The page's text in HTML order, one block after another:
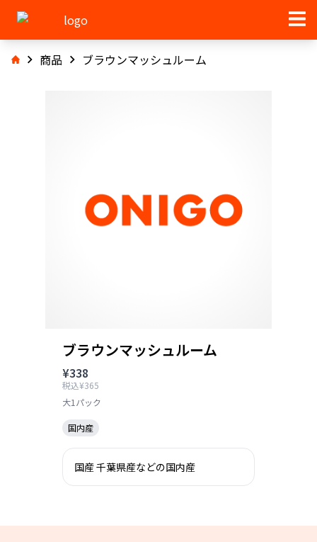
商品 ブラウンマッシュルーム
ブラウンマッシュルーム
¥338
税込¥365
大1パック
国内産
国産 千葉県産などの国内産